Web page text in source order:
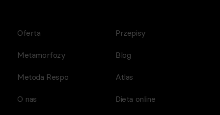
Oferta
Metamorfozy
Metoda Respo
O nas
Przepisy
Blog
Atlas
Dieta online